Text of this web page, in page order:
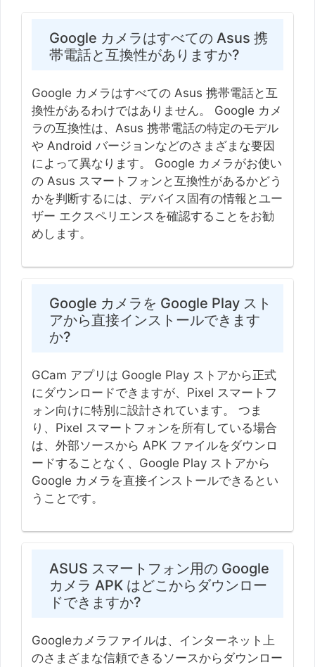
Google カメラはすべての Asus 携
帯電話と互換性がありますか?
Google カメラはすべての Asus 携帯電話と互
換性があるわけではありません。 Google カメ
ラの互換性は、Asus 携帯電話の特定のモデル
や Android バージョンなどのさまざまな要因
によって異なります。 Google カメラがお使い
の Asus スマートフォンと互換性があるかどう
かを判断するには、デバイス固有の情報とユー
ザー エクスペリエンスを確認することをお勧
めします。
Google カメラを Google Play スト
アから直接インストールできます
か?
GCam アプリは Google Play ストアから正式
にダウンロードできますが、Pixel スマートフ
ォン向けに特別に設計されています。 つま
り、Pixel スマートフォンを所有している場合
は、外部ソースから APK ファイルをダウンロ
ードすることなく、Google Play ストアから
Google カメラを直接インストールできるとい
うことです。
ASUS スマートフォン用の Google
カメラ APK はどこからダウンロー
ドできますか?
Googleカメラファイルは、インターネット上
のさまざまな信頼できるソースからダウンロー